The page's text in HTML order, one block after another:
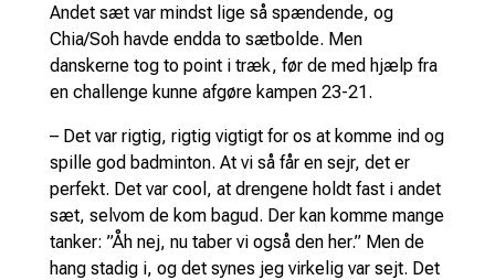
Andet sæt var mindst lige så spændende, og
Chia/Soh havde endda to sætbolde. Men
danskerne tog to point i træk, før de med hjælp fra
en challenge kunne afgøre kampen 23-21.
– Det var rigtig, rigtig vigtigt for os at komme ind og
spille god badminton. At vi så får en sejr, det er
perfekt. Det var cool, at drengene holdt fast i andet
sæt, selvom de kom bagud. Der kan komme mange
tanker: ”Åh nej, nu taber vi også den her.” Men de
hang stadig i, og det synes jeg virkelig var sejt. Det